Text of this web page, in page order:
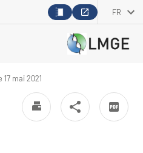
FR
mai 2021